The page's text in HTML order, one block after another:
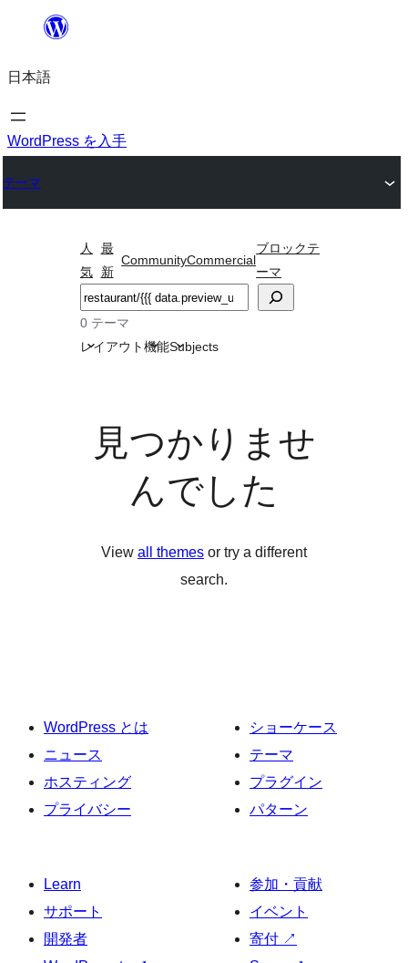
を
ス
キ
プ
日本語
WordPress を入手
テーマ
人
気
最
新
CommunityCommercial
ブロックテ
ーマ
検
索
0 テーマ
レイアウト機能Subjects
見つかりませ
んでした
View all themes or try a different
search.
WordPress とは
ニュース
ホスティング
プライバシー
ショーケース
テーマ
プラグイン
パターン
Learn
サポート
開発者
参加・貢献
イベント
寄付 ↗